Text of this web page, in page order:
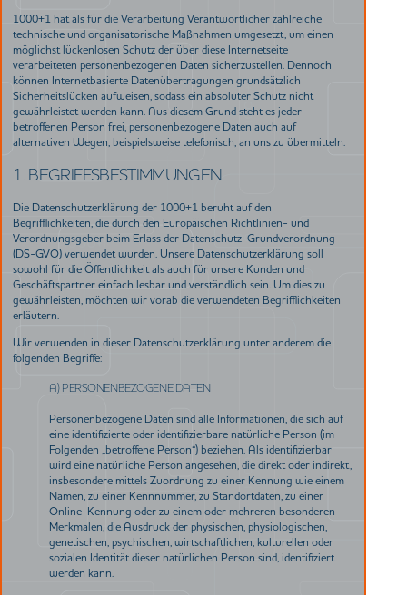
1000+1 hat als für die Verarbeitung Verantwortlicher zahlreiche
technische und organisatorische Maßnahmen umgesetzt, um einen
möglichst lückenlosen Schutz der über diese Internetseite
verarbeiteten personenbezogenen Daten sicherzustellen. Dennoch
können Internetbasierte Datenübertragungen grundsätzlich
Sicherheitslücken aufweisen, sodass ein absoluter Schutz nicht
gewährleistet werden kann. Aus diesem Grund steht es jeder
betroffenen Person frei, personenbezogene Daten auch auf
alternativen Wegen, beispielsweise telefonisch, an uns zu übermitteln.
1. BEGRIFFSBESTIMMUNGEN
Die Datenschutzerklärung der 1000+1 beruht auf den
Begrifflichkeiten, die durch den Europäischen Richtlinien- und
Verordnungsgeber beim Erlass der Datenschutz-Grundverordnung
(DS-GVO) verwendet wurden. Unsere Datenschutzerklärung soll
sowohl für die Öffentlichkeit als auch für unsere Kunden und
Geschäftspartner einfach lesbar und verständlich sein. Um dies zu
gewährleisten, möchten wir vorab die verwendeten Begrifflichkeiten
erläutern.
Wir verwenden in dieser Datenschutzerklärung unter anderem die
folgenden Begriffe:
A) PERSONENBEZOGENE DATEN
Personenbezogene Daten sind alle Informationen, die sich auf
eine identifizierte oder identifizierbare natürliche Person (im
Folgenden „betroffene Person“) beziehen. Als identifizierbar
wird eine natürliche Person angesehen, die direkt oder indirekt,
insbesondere mittels Zuordnung zu einer Kennung wie einem
Namen, zu einer Kennnummer, zu Standortdaten, zu einer
Online-Kennung oder zu einem oder mehreren besonderen
Merkmalen, die Ausdruck der physischen, physiologischen,
genetischen, psychischen, wirtschaftlichen, kulturellen oder
sozialen Identität dieser natürlichen Person sind, identifiziert
werden kann.